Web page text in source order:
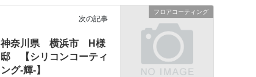
フロアコーティング
次の記事
神奈川県 横浜市 H様
邸 【シリコンコーティ
ング-輝-】